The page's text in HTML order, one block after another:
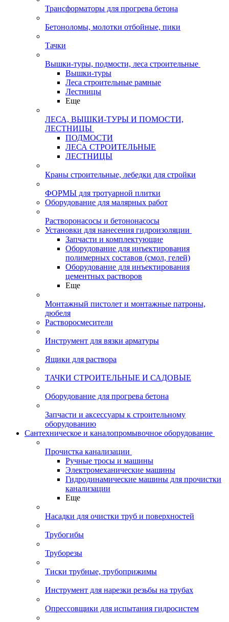
Трансформаторы для прогрева бетона
Бетоноломы, молотки отбойные, пики
Тачки
Вышки-туры, подмости, леса строительные
Вышки-туры
Леса строительные рамные
Лестницы
Еще
ЛЕСА, ВЫШКИ-ТУРЫ И ПОМОСТИ,
ЛЕСТНИЦЫ
ПОДМОСТИ
ЛЕСА СТРОИТЕЛЬНЫЕ
ЛЕСТНИЦЫ
Краны строительные, лебедки для стройки
ФОРМЫ для тротуарной плитки
Оборудование для малярных работ
Растворонасосы и бетононасосы
Установки для нанесения гидроизоляции
Запчасти и комплектующие
Оборудование для инъектирования
полимерных составов (смол, гелей)
Оборудование для инъектирования
цементных растворов
Еще
Монтажный пистолет и монтажные патроны,
дюбеля
Растворосмесители
Инструмент для вязки арматуры
Ящики для раствора
ТАЧКИ СТРОИТЕЛЬНЫЕ И САДОВЫЕ
Оборудование для прогрева бетона
Запчасти и аксессуары к строительному
оборудованию
Сантехническое и каналопромывочное оборудование
Прочистка канализации
Ручные тросы и машины
Электромеханические машины
Гидродинамические машины для прочистки
канализации
Еще
Насадки для очистки труб и поверхностей
Трубогибы
Труборезы
Тиски трубные, трубоприжимы
Инструмент для нарезки резьбы на трубах
Опрессовщики для испытания гидросистем